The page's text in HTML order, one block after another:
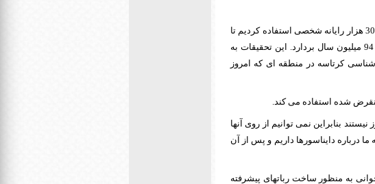
دکتر لی مارجت که روی این پروژه کار می کند، گفت: ما از تکنیکی معادل استفاده از 30 هزار رایانه شخصی استفاده کردیم تا
این امکان را فراهم آوریم که Argentinosaurus اولین گامهای خود را پس از گذشت 94 میلیون سال بردارد. این تحقیقات به
کرتاسه در منطقه ای که امروز
بنابراین نمی توانیم از روی آنها
درباره دایناسورها داریم و پس از آن
به منظور ساخت رباتهای پیشرفته